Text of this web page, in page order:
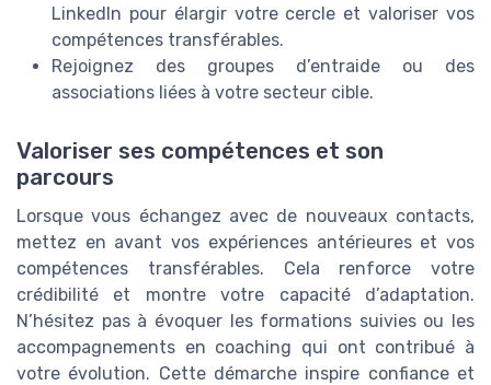
LinkedIn pour élargir votre cercle et valoriser vos
compétences transférables.
Rejoignez des groupes d’entraide ou des
associations liées à votre secteur cible.
Valoriser ses compétences et son
parcours
Lorsque vous échangez avec de nouveaux contacts,
mettez en avant vos expériences antérieures et vos
compétences transférables. Cela renforce votre
crédibilité et montre votre capacité d’adaptation.
N’hésitez pas à évoquer les formations suivies ou les
accompagnements en coaching qui ont contribué à
votre évolution. Cette démarche inspire confiance et